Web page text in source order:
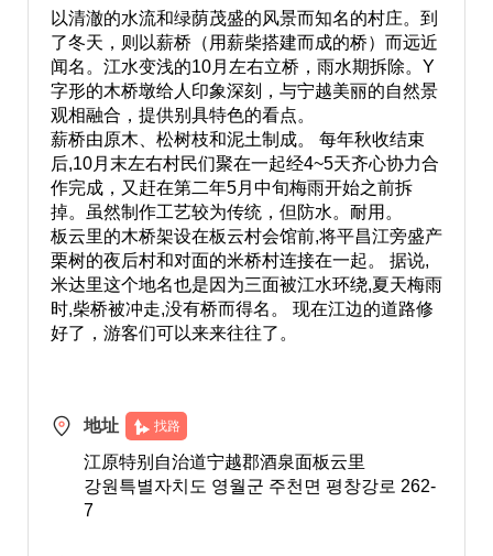
以清澈的水流和绿荫茂盛的风景而知名的村庄。到
了冬天，则以薪桥（用薪柴搭建而成的桥）而远近
闻名。江水变浅的10月左右立桥，雨水期拆除。Y
字形的木桥墩给人印象深刻，与宁越美丽的自然景
观相融合，提供别具特色的看点。
薪桥由原木、松树枝和泥土制成。 每年秋收结束
后,10月末左右村民们聚在一起经4~5天齐心协力合
作完成，又赶在第二年5月中旬梅雨开始之前拆
掉。虽然制作工艺较为传统，但防水。耐用。
板云里的木桥架设在板云村会馆前,将平昌江旁盛产
栗树的夜后村和对面的米桥村连接在一起。 据说,
米达里这个地名也是因为三面被江水环绕,夏天梅雨
时,柴桥被冲走,没有桥而得名。 现在江边的道路修
好了，游客们可以来来往往了。
地址 找路
江原特别自治道宁越郡酒泉面板云里
강원특별자치도 영월군 주천면 평창강로 262-
7